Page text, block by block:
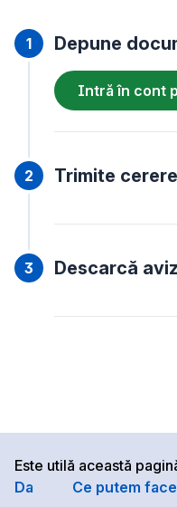
Depune
Intră în cont
Trimite
Descarcă
Este utilă această
Da
Ce putem